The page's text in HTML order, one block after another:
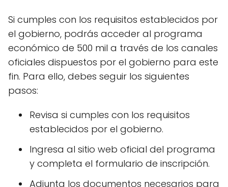
Si cumples con los requisitos establecidos por
el gobierno, podrás acceder al programa
económico de 500 mil a través de los canales
oficiales dispuestos por el gobierno para este
fin. Para ello, debes seguir los siguientes
pasos:
Revisa si cumples con los requisitos
establecidos por el gobierno.
Ingresa al sitio web oficial del programa
y completa el formulario de inscripción.
Adjunta los documentos necesarios para